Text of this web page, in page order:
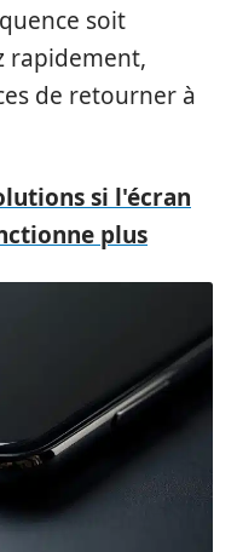
soit
rapidement,
de retourner à
si l'écran
plus